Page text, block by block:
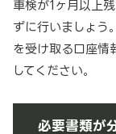
車検が1ヶ月以上
ずに行いましょう
を受け取る口座情
してください。
必要書類が